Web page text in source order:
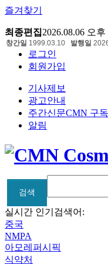
즐겨찾기
최종편집2026.08.06 오
로그인
회원가입
기사제보
광고안내
주간신문CMN 구
알림
창간일 1999.03.10 발행일
검색
검색
실시간 인기검색어:
중국
NMPA
아모레퍼시픽
식약처